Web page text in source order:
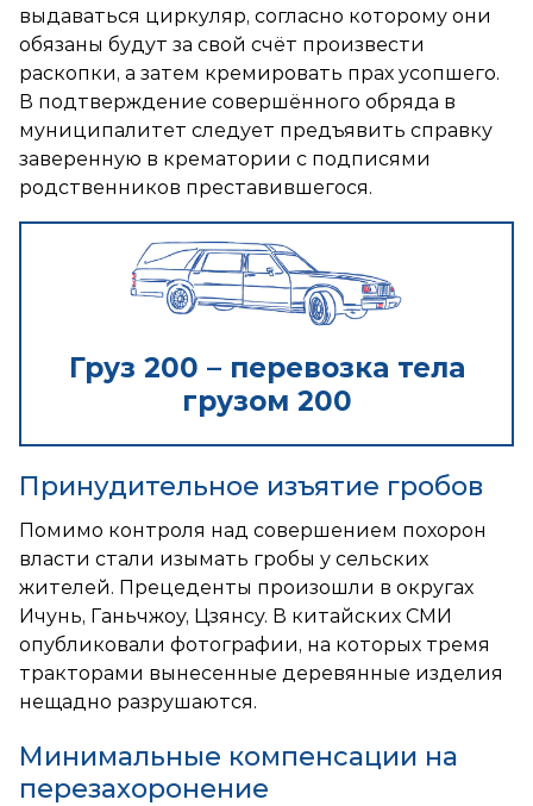
выдаваться циркуляр, согласно которому они
обязаны будут за свой счёт произвести
раскопки, а затем кремировать прах усопшего.
В подтверждение совершённого обряда в
муниципалитет следует предъявить справку
заверенную в крематории с подписями
родственников преставившегося.
Груз 200 – перевозка тела
грузом 200
Принудительное изъятие гробов
Помимо контроля над совершением похорон
власти стали изымать гробы у сельских
жителей. Прецеденты произошли в округах
Ичунь, Ганьчжоу, Цзянсу. В китайских СМИ
опубликовали фотографии, на которых тремя
тракторами вынесенные деревянные изделия
нещадно разрушаются.
Минимальные компенсации на
перезахоронение